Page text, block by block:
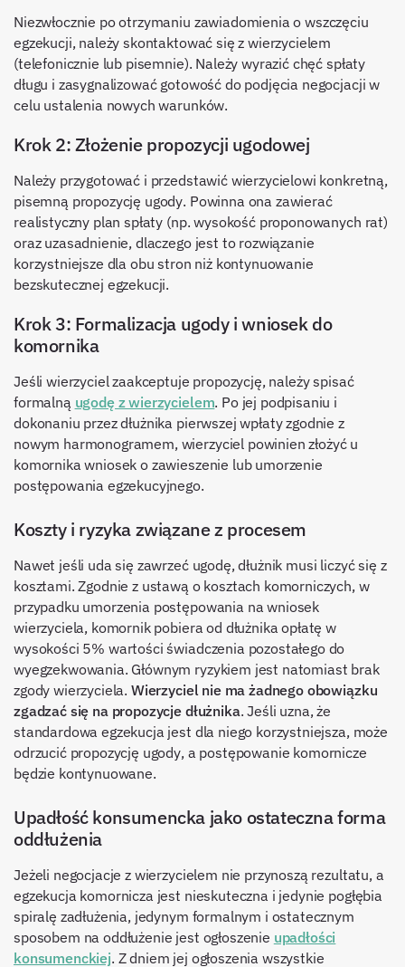
Niezwłocznie po otrzymaniu zawiadomienia o wszczęciu
egzekucji, należy skontaktować się z wierzycielem
(telefonicznie lub pisemnie). Należy wyrazić chęć spłaty
długu i zasygnalizować gotowość do podjęcia negocjacji w
celu ustalenia nowych warunków.
Krok 2: Złożenie propozycji ugodowej
Należy przygotować i przedstawić wierzycielowi konkretną,
pisemną propozycję ugody. Powinna ona zawierać
realistyczny plan spłaty (np. wysokość proponowanych rat)
oraz uzasadnienie, dlaczego jest to rozwiązanie
korzystniejsze dla obu stron niż kontynuowanie
bezskutecznej egzekucji.
Krok 3: Formalizacja ugody i wniosek do
komornika
Jeśli wierzyciel zaakceptuje propozycję, należy spisać
formalną ugodę z wierzycielem. Po jej podpisaniu i
dokonaniu przez dłużnika pierwszej wpłaty zgodnie z
nowym harmonogramem, wierzyciel powinien złożyć u
komornika wniosek o zawieszenie lub umorzenie
postępowania egzekucyjnego.
Koszty i ryzyka związane z procesem
Nawet jeśli uda się zawrzeć ugodę, dłużnik musi liczyć się z
kosztami. Zgodnie z ustawą o kosztach komorniczych, w
przypadku umorzenia postępowania na wniosek
wierzyciela, komornik pobiera od dłużnika opłatę w
wysokości 5% wartości świadczenia pozostałego do
wyegzekwowania. Głównym ryzykiem jest natomiast brak
zgody wierzyciela. Wierzyciel nie ma żadnego obowiązku
zgadzać się na propozycje dłużnika. Jeśli uzna, że
standardowa egzekucja jest dla niego korzystniejsza, może
odrzucić propozycję ugody, a postępowanie komornicze
będzie kontynuowane.
Upadłość konsumencka jako ostateczna forma
oddłużenia
Jeżeli negocjacje z wierzycielem nie przynoszą rezultatu, a
egzekucja komornicza jest nieskuteczna i jedynie pogłębia
spiralę zadłużenia, jedynym formalnym i ostatecznym
sposobem na oddłużenie jest ogłoszenie upadłości
konsumenckiej. Z dniem jej ogłoszenia wszystkie